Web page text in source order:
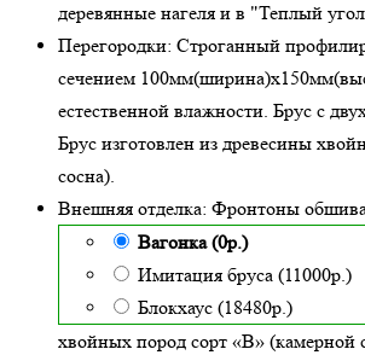
деревянные нагеля и в "Теплый
Перегородки: Строганный
сечением
естественной влажности. Брус с
Брус изготовлен из древесины
сосна).
Внешняя отделка: Фронтоны
Вагонка (0р.)
Имитация бруса (11000р.)
Блокхаус (18480р.)
хвойных пород сорт «В» (камерной